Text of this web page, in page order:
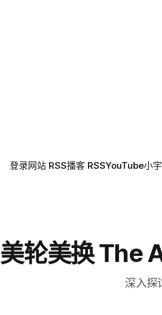
登录网站 RSS播客 RSSYouTube小
美轮美换 The
深入探